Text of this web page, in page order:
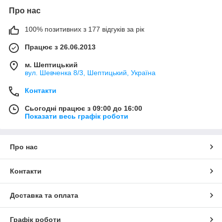
Про нас
100% позитивних з 177 відгуків за рік
Працює з 26.06.2013
м. Шептицький
вул. Шевченка 8/3, Шептицький, Україна
Контакти
Сьогодні працює з 09:00 до 16:00
Показати весь графік роботи
Про нас
Контакти
Доставка та оплата
Графік роботи